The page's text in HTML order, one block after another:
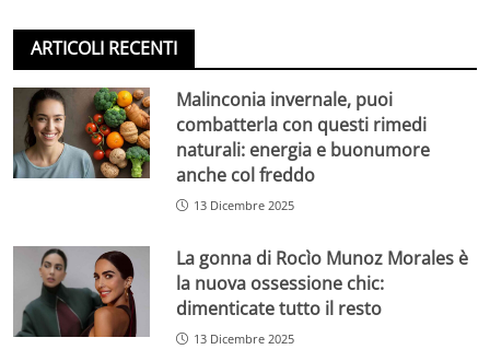
ARTICOLI RECENTI
Malinconia invernale, puoi
combatterla con questi rimedi
naturali: energia e buonumore
anche col freddo
13 Dicembre 2025
La gonna di Rocìo Munoz Morales è
la nuova ossessione chic:
dimenticate tutto il resto
13 Dicembre 2025